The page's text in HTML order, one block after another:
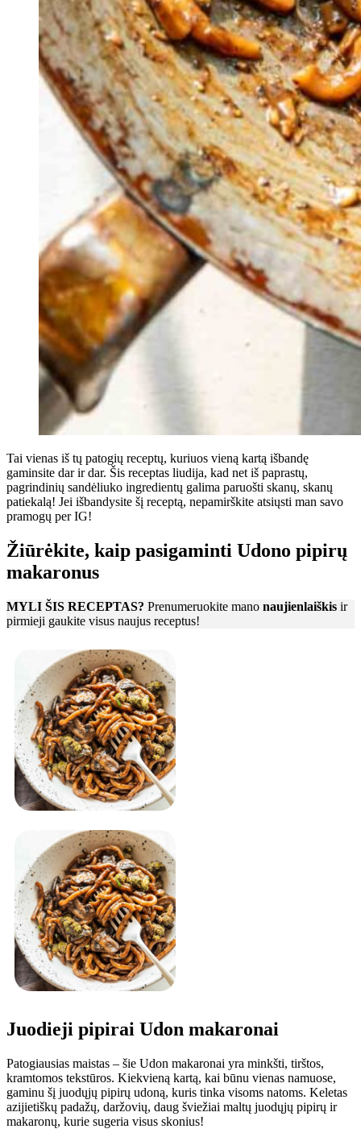
Tai vienas iš tų patogių receptų, kuriuos vieną kartą išbandę
gaminsite dar ir dar. Šis receptas liudija, kad net iš paprastų,
pagrindinių sandėliuko ingredientų galima paruošti skanų, skanų
patiekalą! Jei išbandysite šį receptą, nepamirškite atsiųsti man savo
pramogų per IG!
Žiūrėkite, kaip pasigaminti Udono pipirų
makaronus
MYLI ŠIS RECEPTAS? Prenumeruokite mano naujienlaiškis ir
pirmieji gaukite visus naujus receptus!
Juodieji pipirai Udon makaronai
Patogiausias maistas – šie Udon makaronai yra minkšti, tirštos,
kramtomos tekstūros. Kiekvieną kartą, kai būnu vienas namuose,
gaminu šį juodųjų pipirų udoną, kuris tinka visoms natoms. Keletas
azijietiškų padažų, daržovių, daug šviežiai maltų juodųjų pipirų ir
makaronų, kurie sugeria visus skonius!